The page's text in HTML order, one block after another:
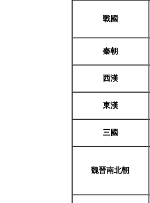
戰國
秦朝
西漢
東漢
三國
魏晉南北朝